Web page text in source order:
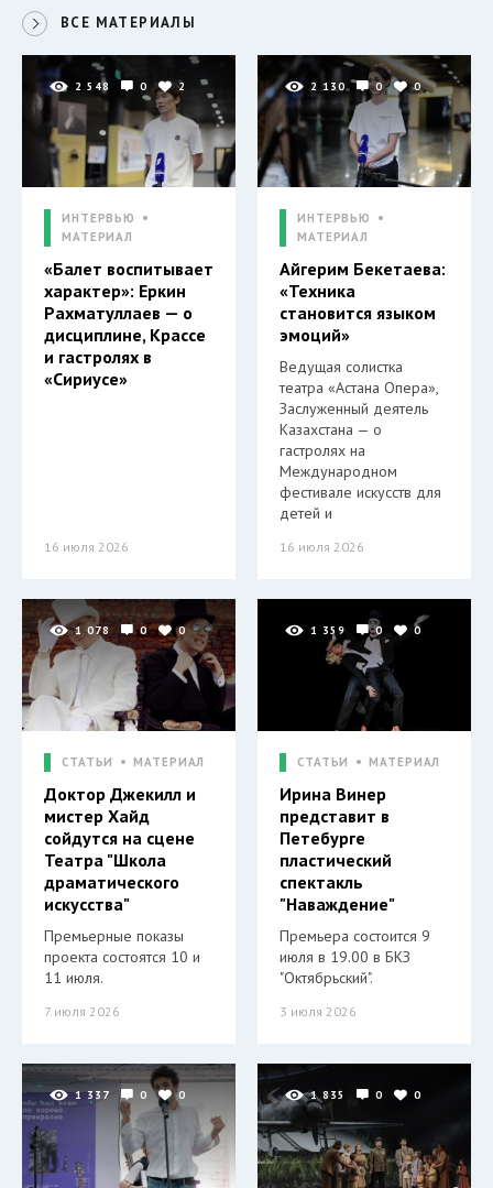
ВСЕ МАТЕРИАЛЫ
2 548 0 2
ИНТЕРВЬЮ
МАТЕРИАЛ
«Балет воспитывает
характер»: Еркин
Рахматуллаев — о
дисциплине, Крассе
и гастролях в
«Сириусе»
16 июля 2026
2 130 0 0
ИНТЕРВЬЮ
МАТЕРИАЛ
Айгерим Бекетаева:
«Техника
становится языком
эмоций»
Ведущая солистка
театра «Астана Опера»,
Заслуженный деятель
Казахстана — о
гастролях на
Международном
фестивале искусств для
детей и
16 июля 2026
1 078 0 0
СТАТЬИ МАТЕРИАЛ
Доктор Джекилл и
мистер Хайд
сойдутся на сцене
Театра "Школа
драматического
искусства"
Премьерные показы
проекта состоятся 10 и
11 июля.
7 июля 2026
1 359 0 0
СТАТЬИ МАТЕРИАЛ
Ирина Винер
представит в
Петебурге
пластический
спектакль
"Наваждение"
Премьера состоится 9
июля в 19.00 в БКЗ
"Октябрьский".
3 июля 2026
1 337 0 0 1 835 0 0